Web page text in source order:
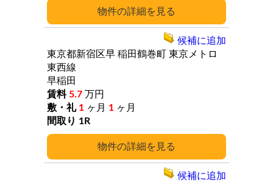
詳細
詳細
東京都新宿区早 稲田鶴巻町 東京メトロ
東西線
早稲田
5.7 万円
1 ヶ月 1 ヶ月
1R
候補に追加
候補に追加